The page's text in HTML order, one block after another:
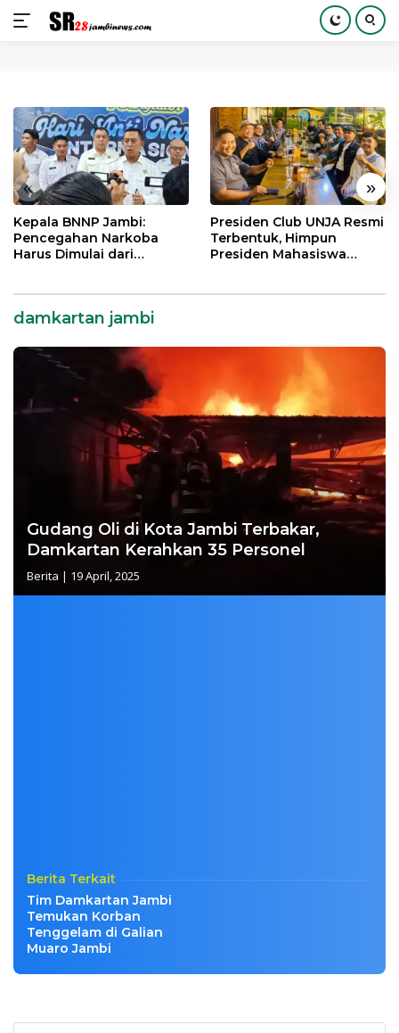
konten
« »
Kepala BNNP Jambi:
Pencegahan Narkoba
Harus Dimulai dari
Presiden Club UNJA Resmi
Terbentuk, Himpun
Presiden Mahasiswa
damkartan jambi
Gudang Oli di Kota Jambi Terbakar,
Damkartan Kerahkan 35 Personel
Berita | 19 April, 2025
Berita Terkait
Tim Damkartan Jambi
Temukan Korban
Tenggelam di Galian
Muaro Jambi